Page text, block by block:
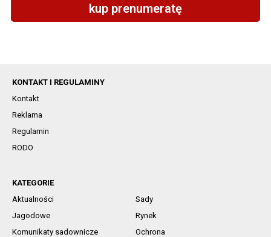
kup prenumeratę
KONTAKT I REGULAMINY
Kontakt
Reklama
Regulamin
RODO
KATEGORIE
Aktualności
Sady
Jagodowe
Rynek
Komunikaty sadownicze
Ochrona